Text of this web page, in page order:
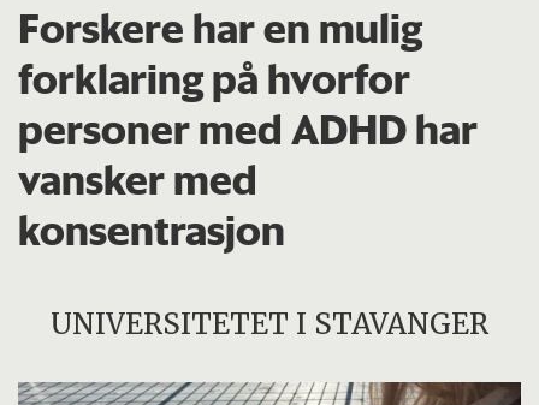
Forskere har en mulig
forklaring på hvorfor
personer med ADHD har
vansker med
konsentrasjon
UNIVERSITETET I STAVANGER